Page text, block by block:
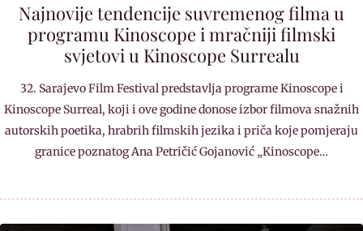
Najnovije tendencije suvremenog filma u
programu Kinoscope i mračniji filmski
svjetovi u Kinoscope Surrealu
32. Sarajevo Film Festival predstavlja programe Kinoscope i
Kinoscope Surreal, koji i ove godine donose izbor filmova snažnih
autorskih poetika, hrabrih filmskih jezika i priča koje pomjeraju
granice poznatog Ana Petričić Gojanović „Kinoscope…